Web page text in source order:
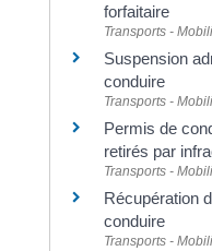
forfaitaire
Transports -
Suspension
conduire
Transports -
Permis de
retirés par
Transports -
Récupération
conduire
Transports -